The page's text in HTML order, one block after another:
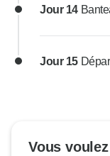
Jour 14
Jour 15
Vous